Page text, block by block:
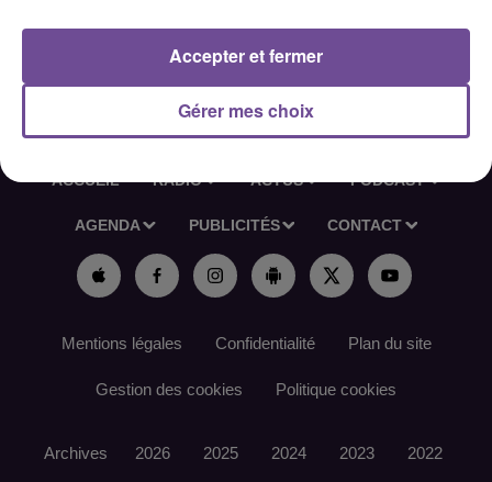
Référence France Travail : 187RFNC
ACCUEIL RADIO ACTUS PODCAST
AGENDA PUBLICITÉS CONTACT
Mentions légales Confidentialité Plan du site
Gestion des cookies Politique cookies
Archives 2026 2025 2024 2023 2022
Gérer mes choix
Accepter et fermer